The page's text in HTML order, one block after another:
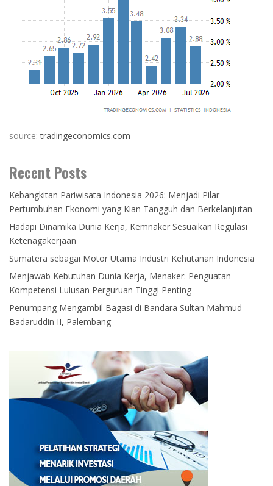
source:tradingeconomics.com
Recent Posts
Kebangkitan Pariwisata Indonesia 2026: Menjadi Pilar
Pertumbuhan Ekonomi yang Kian Tangguh dan Berkelanjutan
Hadapi Dinamika Dunia Kerja, Kemnaker Sesuaikan Regulasi
Ketenagakerjaan
Sumatera sebagai Motor Utama Industri Kehutanan Indonesia
Menjawab Kebutuhan Dunia Kerja, Menaker: Penguatan
Kompetensi Lulusan Perguruan Tinggi Penting
Penumpang Mengambil Bagasi di Bandara Sultan Mahmud
Badaruddin II, Palembang